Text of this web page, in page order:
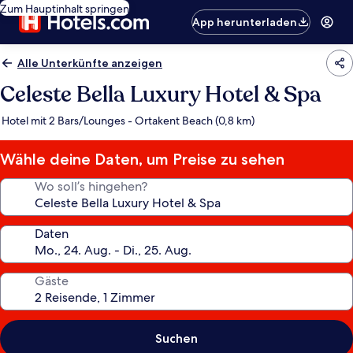
Zum Hauptinhalt springen
App herunterladen
Alle Unterkünfte anzeigen
Celeste Bella Luxury Hotel & Spa
Hotel mit 2 Bars/Lounges - Ortakent Beach (0,8 km)
Wähle deine Daten, um Preise zu sehen
Wo soll’s hingehen?
Daten
Gäste
Suchen